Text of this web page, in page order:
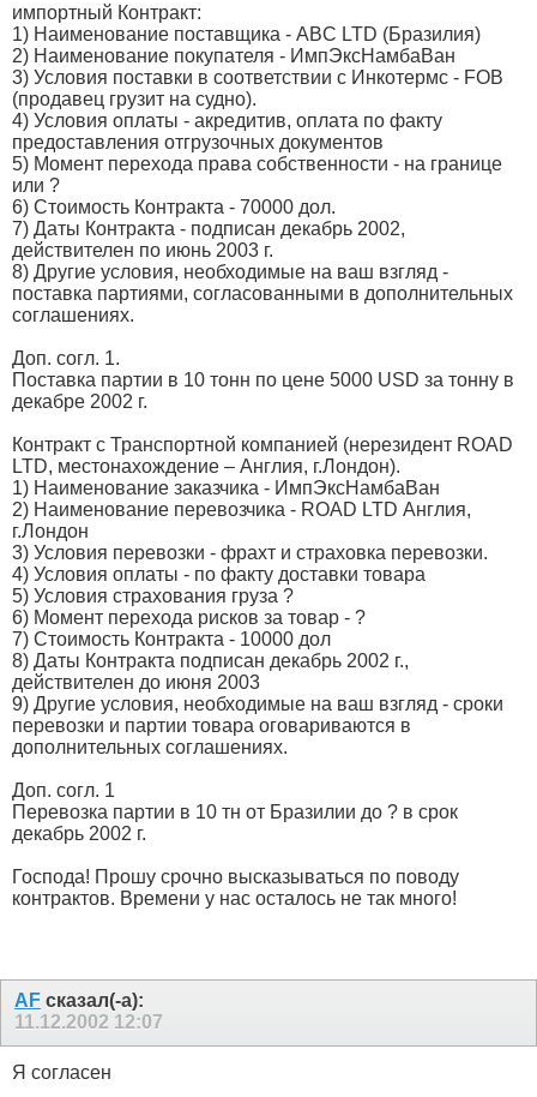
импортный Контракт:
1) Наименование поставщика - ABC LTD (Бразилия)
2) Наименование покупателя - ИмпЭксНамбаВан
3) Условия поставки в соответствии с Инкотермс - FOB
(продавец грузит на судно).
4) Условия оплаты - акредитив, оплата по факту
предоставления отгрузочных документов
5) Момент перехода права собственности - на границе
или ?
6) Стоимость Контракта - 70000 дол.
7) Даты Контракта - подписан декабрь 2002,
действителен по июнь 2003 г.
8) Другие условия, необходимые на ваш взгляд -
поставка партиями, согласованными в дополнительных
соглашениях.
Доп. согл. 1.
Поставка партии в 10 тонн по цене 5000 USD за тонну в
декабре 2002 г.
Контракт с Транспортной компанией (нерезидент ROAD
LTD, местонахождение – Англия, г.Лондон).
1) Наименование заказчика - ИмпЭксНамбаВан
2) Наименование перевозчика - ROAD LTD Англия,
г.Лондон
3) Условия перевозки - фрахт и страховка перевозки.
4) Условия оплаты - по факту доставки товара
5) Условия страхования груза ?
6) Момент перехода рисков за товар - ?
7) Стоимость Контракта - 10000 дол
8) Даты Контракта подписан декабрь 2002 г.,
действителен до июня 2003
9) Другие условия, необходимые на ваш взгляд - сроки
перевозки и партии товара оговариваются в
дополнительных соглашениях.
Доп. согл. 1
Перевозка партии в 10 тн от Бразилии до ? в срок
декабрь 2002 г.
Господа! Прошу срочно высказываться по поводу
контрактов. Времени у нас осталось не так много!
AF сказал(-а):
11.12.2002 12:07
Я согласен